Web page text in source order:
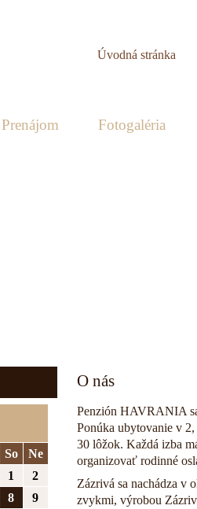
Úvodná stránka
Prenájom Fotogaléria
So
Ne
1
2
8
9
O nás
Penzión HAVRANIA
Ponúka ubytovanie v
30 lôžok. Každá izba
organizovať rodinné
Zázrivá sa nachádza v
zvykmi, výrobou